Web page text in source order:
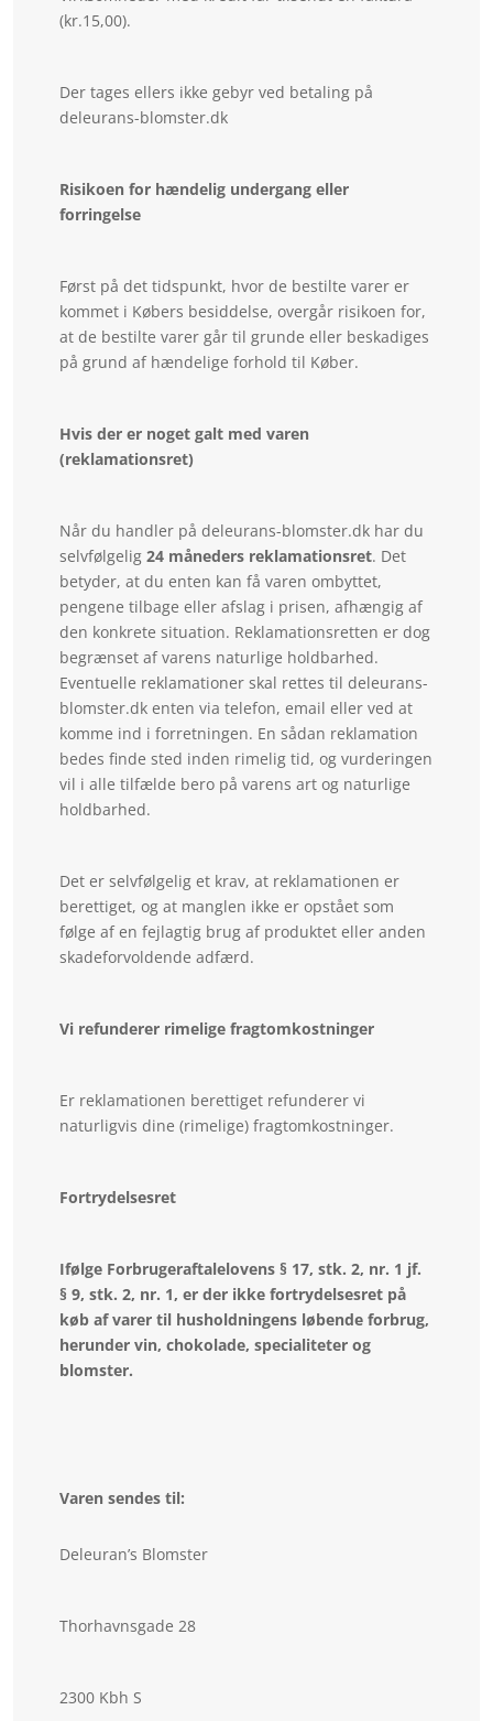
(kr.15,00).
Der tages ellers ikke gebyr ved betaling på
deleurans-blomster.dk
Risikoen for hændelig undergang eller
forringelse
Først på det tidspunkt, hvor de bestilte varer er
kommet i Købers besiddelse, overgår risikoen for,
at de bestilte varer går til grunde eller beskadiges
på grund af hændelige forhold til Køber.
Hvis der er noget galt med varen
(reklamationsret)
Når du handler på deleurans-blomster.dk har du
selvfølgelig24 måneders reklamationsret. Det
betyder, at du enten kan få varen ombyttet,
pengene tilbage eller afslag i prisen, afhængig af
den konkrete situation. Reklamationsretten er dog
begrænset af varens naturlige holdbarhed.
Eventuelle reklamationer skal rettes til deleurans-
blomster.dk enten via telefon, email eller ved at
komme ind i forretningen. En sådan reklamation
bedes finde sted inden rimelig tid, og vurderingen
vil i alle tilfælde bero på varens art og naturlige
holdbarhed.
Det er selvfølgelig et krav, at reklamationen er
berettiget, og at manglen ikke er opstået som
følge af en fejlagtig brug af produktet eller anden
skadeforvoldende adfærd.
Vi refunderer rimelige fragtomkostninger
Er reklamationen berettiget refunderer vi
naturligvis dine (rimelige) fragtomkostninger.
Fortrydelsesret
Ifølge Forbrugeraftalelovens § 17, stk. 2, nr. 1 jf.
§ 9, stk. 2, nr. 1, er der ikke fortrydelsesret på
køb af varer til husholdningens løbende forbrug,
herunder vin, chokolade, specialiteter og
blomster.
Varen sendes til:
Deleuran’s Blomster
Thorhavnsgade 28
2300 Kbh S